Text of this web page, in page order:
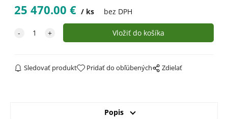
25 470.00 € ks bez DPH
Sledovať produkt Pridať do obľúbených Zdielať
Popis